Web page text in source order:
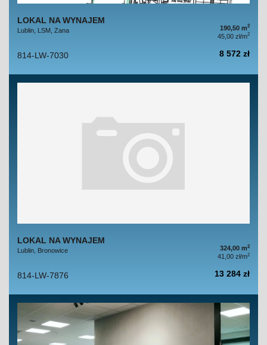
LOKAL NA WYNAJEM
Lublin, LSM, Zana 190,50 m2
45,00 zł/m2
814-LW-7030 8 572 zł
LOKAL NA WYNAJEM
Lublin, Bronowice 324,00 m2
41,00 zł/m2
814-LW-7876 13 284 zł